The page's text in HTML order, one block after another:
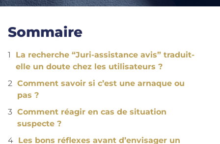
Sommaire
La recherche “Juri-assistance avis” traduit-
elle un doute chez les utilisateurs ?
Comment savoir si c’est une arnaque ou
pas ?
Comment réagir en cas de situation
suspecte ?
Les bons réflexes avant d’envisager un